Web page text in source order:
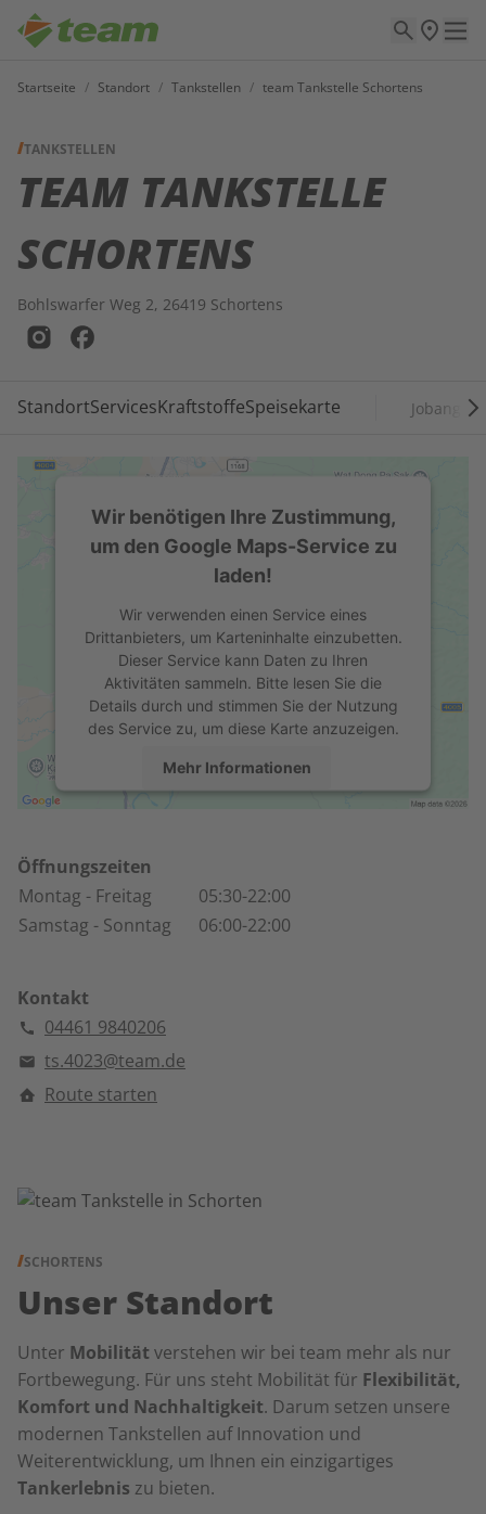
Startseite / Standort / Tankstellen / team Tankstelle Schortens
TANKSTELLEN
TEAM TANKSTELLE
SCHORTENS
Bohlswarfer Weg 2, 26419 Schortens
StandortServicesKraftstoffeSpeisekarte
Wir benötigen Ihre Zustimmung,
um den Google Maps-Service zu
laden!
Wir verwenden einen Service eines
Drittanbieters, um Karteninhalte einzubetten.
Dieser Service kann Daten zu Ihren
Aktivitäten sammeln. Bitte lesen Sie die
Details durch und stimmen Sie der Nutzung
des Service zu, um diese Karte anzuzeigen.
Mehr Informationen
powered by
Management Platform
Öffnungszeiten
Montag - Freitag
05:30-22:00
Samstag - Sonntag 06:00-22:00
Kontakt
04461 9840206
ts.4023@team.de
Route starten
SCHORTENS
Unser Standort
Unter Mobilitätverstehen wir bei team mehr als nur
Fortbewegung. Für uns steht Mobilität für Flexibilität,
Komfort und Nachhaltigkeit. Darum setzen unsere
modernen Tankstellen auf Innovation und
Weiterentwicklung, um Ihnen ein einzigartiges
Tankerlebnis zu bieten.